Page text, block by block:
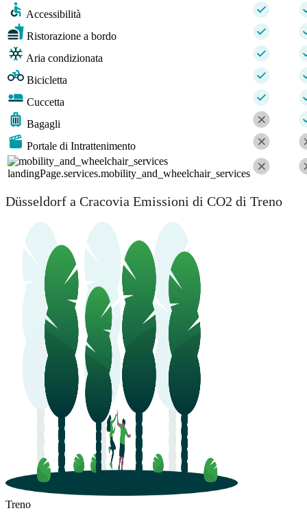
Accessibilità
Ristorazione a bordo
Aria condizionata
Bicicletta
Cuccetta
Bagagli
Portale di Intrattenimento
landingPage.services.mobility_and_wheelchair_services
Düsseldorf a Cracovia Emissioni di CO2 di Treno
Treno